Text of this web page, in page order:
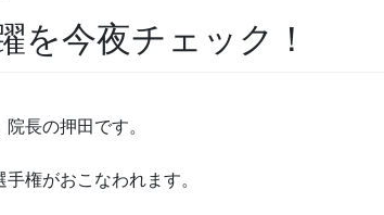
を今夜チェック！
長の押田です。
権がおこなわれます。